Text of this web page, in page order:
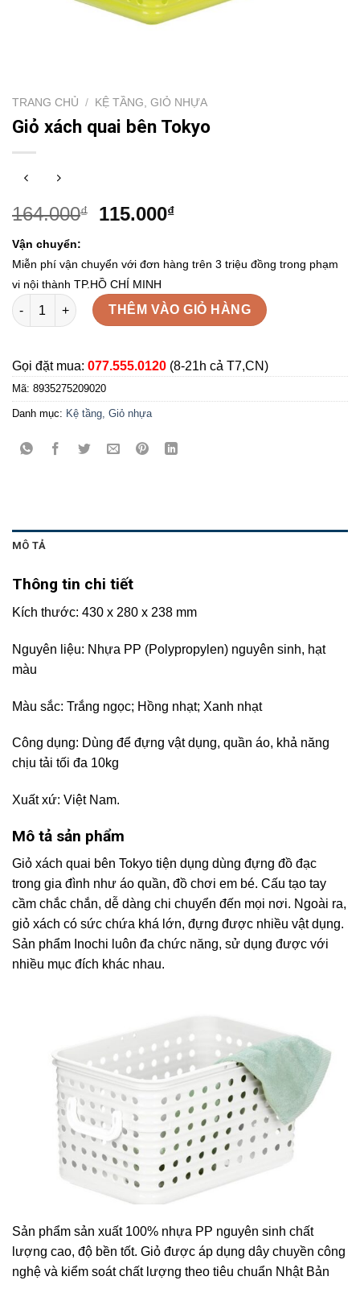
TRANG CHỦ / KỆ TẦNG, GIỎ NHỰA
Giỏ xách quai bên Tokyo
164.000₫ 115.000₫
Vận chuyển:
Miễn phí vận chuyển với đơn hàng trên 3 triệu đồng trong phạm
vi nội thành TP.HỒ CHÍ MINH
Giỏ xách quai bên Tokyo số lượng
THÊM VÀO GIỎ HÀNG
Gọi đặt mua: 077.555.0120 (8-21h cả T7,CN)
Mã: 8935275209020
Danh mục: Kệ tầng, Giỏ nhựa
MÔ TẢ
Thông tin chi tiết
Kích thước: 430 x 280 x 238 mm
Nguyên liệu: Nhựa PP (Polypropylen) nguyên sinh, hạt
màu
Màu sắc: Trắng ngọc; Hồng nhạt; Xanh nhạt
Công dụng: Dùng để đựng vật dụng, quần áo, khả năng
chịu tải tối đa 10kg
Xuất xứ: Việt Nam.
Mô tả sản phẩm
Giỏ xách quai bên Tokyo tiện dụng dùng đựng đồ đạc
trong gia đình như áo quần, đồ chơi em bé. Cấu tạo tay
cầm chắc chắn, dễ dàng chi chuyển đến mọi nơi. Ngoài ra,
giỏ xách có sức chứa khá lớn, đựng được nhiều vật dụng.
Sản phẩm Inochi luôn đa chức năng, sử dụng được với
nhiều mục đích khác nhau.
Sản phẩm sản xuất 100% nhựa PP nguyên sinh chất
lượng cao, độ bền tốt. Giỏ được áp dụng dây chuyền công
nghệ và kiểm soát chất lượng theo tiêu chuẩn Nhật Bản